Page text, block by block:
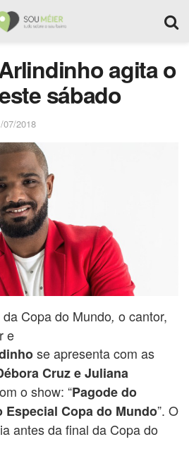
agita o
sábado
07/2018
Copa do Mundo, o cantor,
e
se apresenta com as
Cruz eJuliana
o show: “Pagode do
Copa do Mundo”. O
antes da final da Copa do